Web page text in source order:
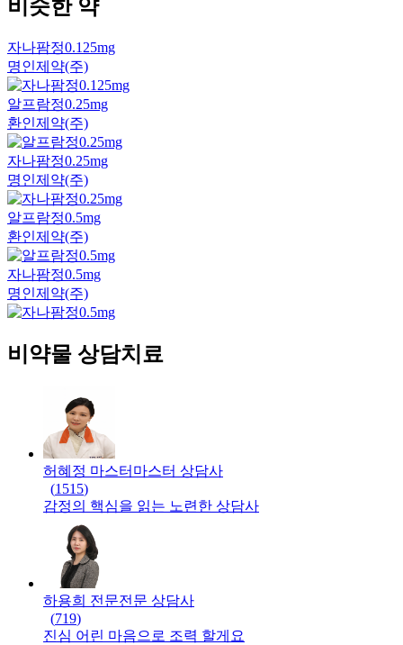
비슷한 약
자나팜정0.125mg
명인제약(주)
알프람정0.25mg
환인제약(주)
자나팜정0.25mg
명인제약(주)
알프람정0.5mg
환인제약(주)
자나팜정0.5mg
명인제약(주)
비약물 상담치료
허혜정 마스터 마스터 상담사
(1515)
감정의 핵심을 읽는 노련한 상담사
하용희 전문전문 상담사
(719)
진심 어린 마음으로 조력 할게요